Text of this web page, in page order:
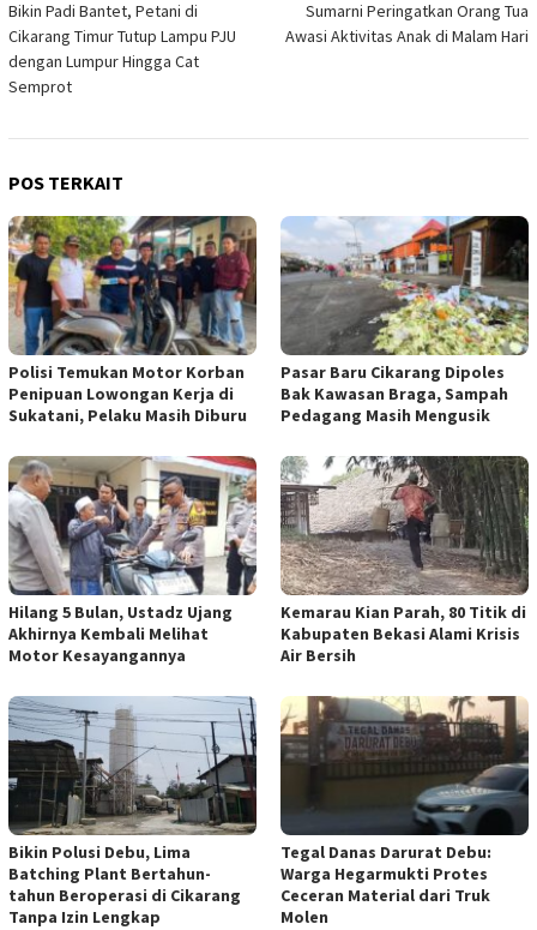
pos
Bikin Padi Bantet, Petani di
Cikarang Timur Tutup Lampu PJU
dengan Lumpur Hingga Cat
Semprot
Sumarni Peringatkan Orang Tua
Awasi Aktivitas Anak di Malam Hari
POS TERKAIT
Polisi Temukan Motor Korban
Penipuan Lowongan Kerja di
Sukatani, Pelaku Masih Diburu
Pasar Baru Cikarang Dipoles
Bak Kawasan Braga, Sampah
Pedagang Masih Mengusik
Hilang 5 Bulan, Ustadz Ujang
Akhirnya Kembali Melihat
Motor Kesayangannya
Kemarau Kian Parah, 80 Titik di
Kabupaten Bekasi Alami Krisis
Air Bersih
Bikin Polusi Debu, Lima
Batching Plant Bertahun-
tahun Beroperasi di Cikarang
Tanpa Izin Lengkap
Tegal Danas Darurat Debu:
Warga Hegarmukti Protes
Ceceran Material dari Truk
Molen